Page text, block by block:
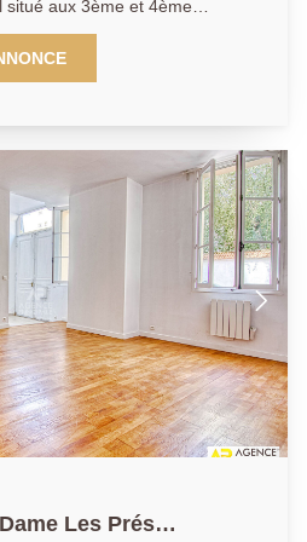
ordre à quelques
de la Paroisse (commerces),
Château et transports
les deux derniers étages
ancien. Vous y
Entrée, cuisine équipée,
salle de douche et wc, salle
autres chambres, wc. A cela
serez séduits par
ce bien, son "esprit maison"
A visiter sans tarder.
Les Prés